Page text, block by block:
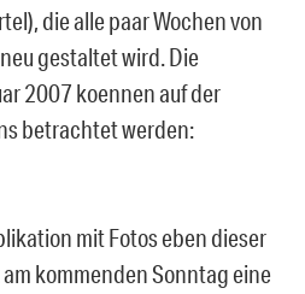
die alle paar Wochen von
gestaltet wird. Die
2007 koennen auf der
betrachtet werden:
mit Fotos eben dieser
kommenden Sonntag eine